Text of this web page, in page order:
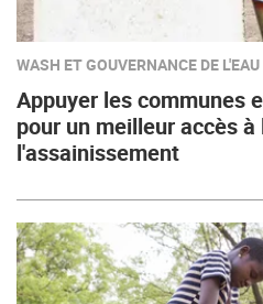
WASH ET GOUVERNANCE DE L'EAU
Appuyer les communes
pour un meilleur accès
l'assainissement